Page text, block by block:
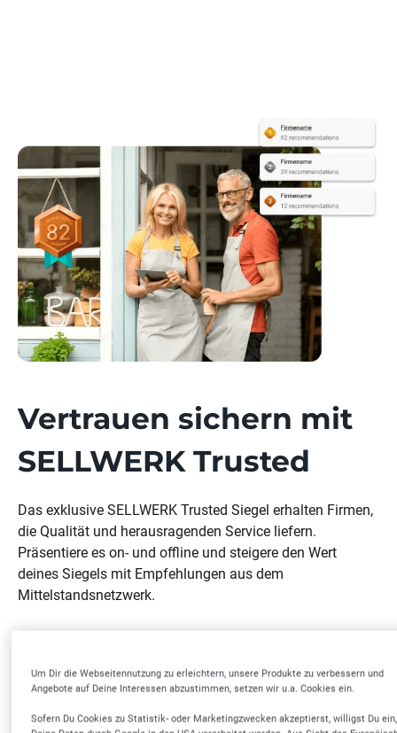
Vertrauen sichern mit
SELLWERK Trusted
Das exklusive SELLWERK Trusted Siegel erhalten Firmen,
die Qualität und herausragenden Service liefern.
Präsentiere es on- und offline und steigere den Wert
deines Siegels mit Empfehlungen aus dem
Mittelstandsnetzwerk.
unter den Top 10 der meistempfohlenen
Unternehmen und motiviere potenzielle
Kunden zu einer Kaufentscheidung
Um Dir die Webseitennutzung zu erleichtern, unsere Produkte zu verbessern und
Angebote auf Deine Interessen abzustimmen, setzen wir u.a. Cookies ein.
Sofern Du Cookies zu Statistik- oder Marketingzwecken akzeptierst, willigst Du